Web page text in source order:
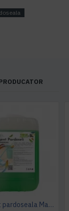
Detergent pardoseala Manual premium 5L Canistra AQAS